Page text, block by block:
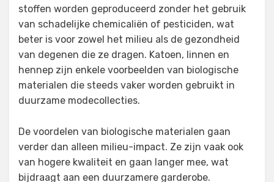
stoffen worden geproduceerd zonder het gebruik
van schadelijke chemicaliën of pesticiden, wat
beter is voor zowel het milieu als de gezondheid
van degenen die ze dragen. Katoen, linnen en
hennep zijn enkele voorbeelden van biologische
materialen die steeds vaker worden gebruikt in
duurzame modecollecties.
De voordelen van biologische materialen gaan
verder dan alleen milieu-impact. Ze zijn vaak ook
van hogere kwaliteit en gaan langer mee, wat
bijdraagt aan een duurzamere garderobe.